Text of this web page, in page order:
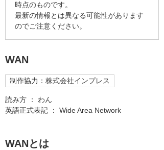
時点のものです。
最新の情報とは異なる可能性があります
のでご注意ください。
WAN
制作協力：株式会社インプレス
読み方 ： わん
英語正式表記 ： Wide Area Network
WANとは